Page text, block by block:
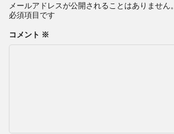
メールアドレスが公開されることはありません。
必須項目です
コメント ※